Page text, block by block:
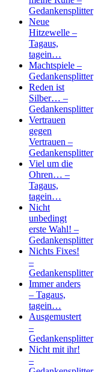
Gedankensplitter
Neue
Hitzewelle –
Tagaus,
tagein…
Machtspiele –
Gedankensplitter
Reden ist
Silber… –
Gedankensplitter
Vertrauen
gegen
Vertrauen –
Gedankensplitter
Viel um die
Ohren… –
Tagaus,
tagein…
Nicht
unbedingt
erste Wahl! –
Gedankensplitter
Nichts Fixes!
–
Gedankensplitter
Immer anders
– Tagaus,
tagein…
Ausgemustert
–
Gedankensplitter
Nicht mit ihr!
–